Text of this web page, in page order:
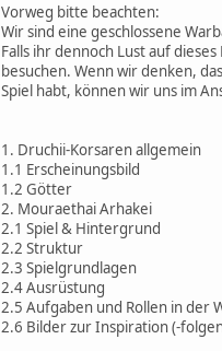
Vorweg bitte beachten:
Wir sind eine geschlossene
Falls ihr dennoch Lust auf
besuchen. Wenn wir denken,
Spiel habt, können wir uns im
1. Druchii-Korsaren allgemein
1.1 Erscheinungsbild
1.2 Götter
2. Mouraethai Arhakei
2.1 Spiel & Hintergrund
2.2 Struktur
2.3 Spielgrundlagen
2.4 Ausrüstung
2.5 Aufgaben und Rollen in der
2.6 Bilder zur Inspiration (-